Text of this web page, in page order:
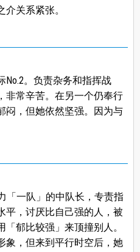
关系紧张。
No.2。负责杂务和指挥战
非常辛苦。在另一个仍奉行
闷，但她依然坚强。因为与
「一队」的中队长，专责指
平，讨厌比自己强的人，被
郁比较强」来顶撞别人。
象，但来到平行时空后，她